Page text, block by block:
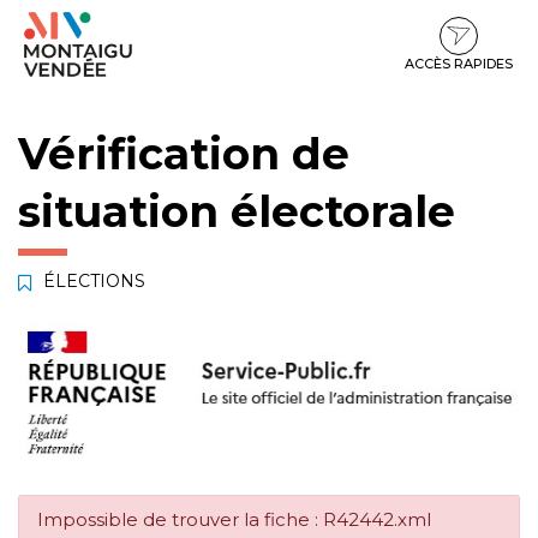
Gestion des traceurs
Aller
Aller
contenu
Aller
pied
ACCÈS RAPIDES
Vérification de
situation électorale
ÉLECTIONS
Impossible de trouver la fiche : R42442.xml